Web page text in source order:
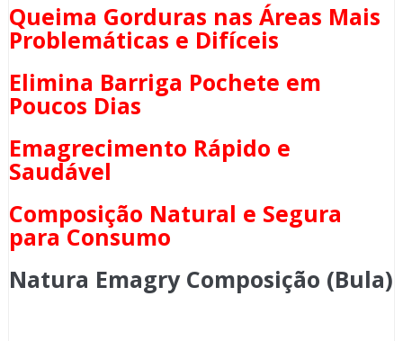
Queima Gorduras nas Áreas Mais
Problemáticas e Difíceis
Elimina Barriga Pochete em
Poucos Dias
Emagrecimento Rápido e
Saudável
Composição Natural e Segura
para Consumo
Natura Emagry Composição (Bula)